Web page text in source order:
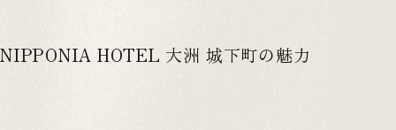
NIPPONIA HOTEL 大洲 城下町の魅力